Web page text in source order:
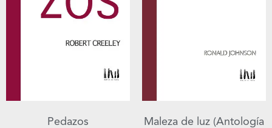
Pedazos
Maleza de luz (Antología